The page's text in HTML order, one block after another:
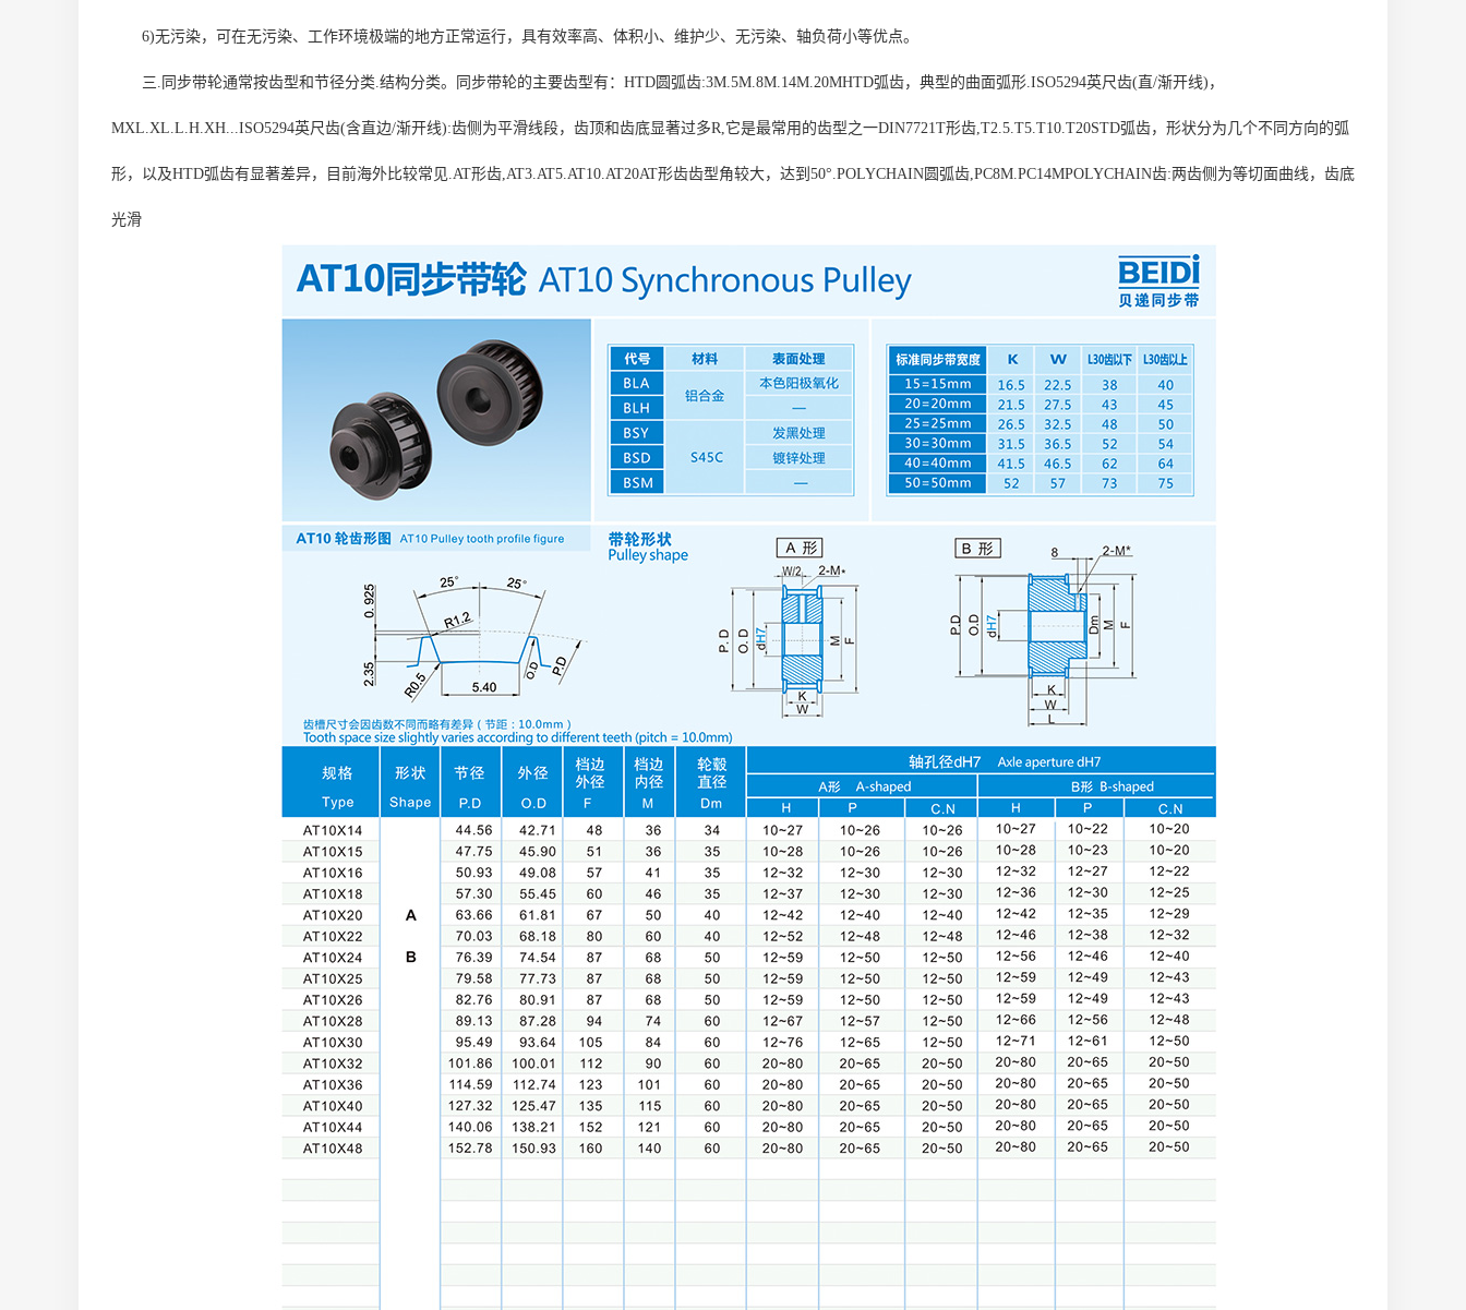
6)无污染，可在无污染、工作环境极端的地方正常运行，具有效率高、体积小、维护少、无污染、轴负荷小等优点。
三.同步带轮通常按齿型和节径分类.结构分类。同步带轮的主要齿型有：HTD圆弧齿:3M.5M.8M.14M.20MHTD弧齿，典型的曲面弧形.ISO5294英尺齿(直/渐开线)，
MXL.XL.L.H.XH...ISO5294英尺齿(含直边/渐开线):齿侧为平滑线段，齿顶和齿底显著过多R,它是最常用的齿型之一DIN7721T形齿,T2.5.T5.T10.T20STD弧齿，形状分为几个不同方向的弧
形，以及HTD弧齿有显著差异，目前海外比较常见.AT形齿,AT3.AT5.AT10.AT20AT形齿齿型角较大，达到50°.POLYCHAIN圆弧齿,PC8M.PC14MPOLYCHAIN齿:两齿侧为等切面曲线，齿底
光滑